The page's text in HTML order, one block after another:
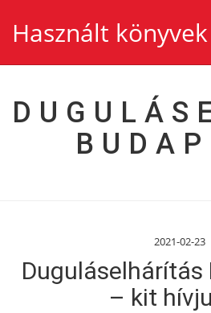
Használt könyvek
2021-02-23
Duguláselhárítás
– kit